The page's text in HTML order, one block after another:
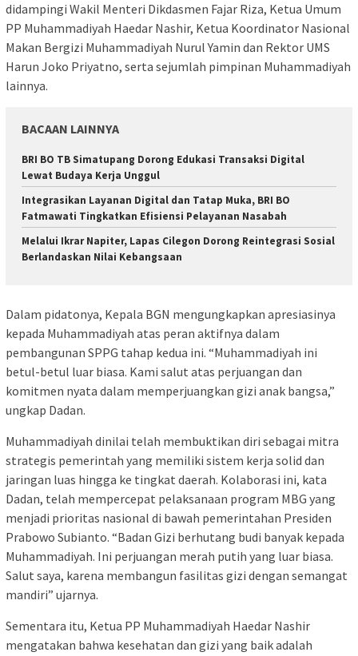
didampingi Wakil Menteri Dikdasmen Fajar Riza, Ketua Umum
PP Muhammadiyah Haedar Nashir, Ketua Koordinator Nasional
Makan Bergizi Muhammadiyah Nurul Yamin dan Rektor UMS
Harun Joko Priyatno, serta sejumlah pimpinan Muhammadiyah
lainnya.
BACAAN LAINNYA
​BRI BO TB Simatupang Dorong Edukasi Transaksi Digital
Lewat Budaya Kerja Unggul
​Integrasikan Layanan Digital dan Tatap Muka, BRI BO
Fatmawati Tingkatkan Efisiensi Pelayanan Nasabah
Melalui Ikrar Napiter, Lapas Cilegon Dorong Reintegrasi Sosial
Berlandaskan Nilai Kebangsaan
Dalam pidatonya, Kepala BGN mengungkapkan apresiasinya
kepada Muhammadiyah atas peran aktifnya dalam
pembangunan SPPG tahap kedua ini. “Muhammadiyah ini
betul-betul luar biasa. Kami salut atas perjuangan dan
komitmen nyata dalam memperjuangkan gizi anak bangsa,”
ungkap Dadan.
Muhammadiyah dinilai telah membuktikan diri sebagai mitra
strategis pemerintah yang memiliki sistem kerja solid dan
jaringan luas hingga ke tingkat daerah. Kolaborasi ini, kata
Dadan, telah mempercepat pelaksanaan program MBG yang
menjadi prioritas nasional di bawah pemerintahan Presiden
Prabowo Subianto. “Badan Gizi berhutang budi banyak kepada
Muhammadiyah. Ini perjuangan merah putih yang luar biasa.
Salut saya, karena membangun fasilitas gizi dengan semangat
mandiri” ujarnya.
Sementara itu, Ketua PP Muhammadiyah Haedar Nashir
mengatakan bahwa kesehatan dan gizi yang baik adalah